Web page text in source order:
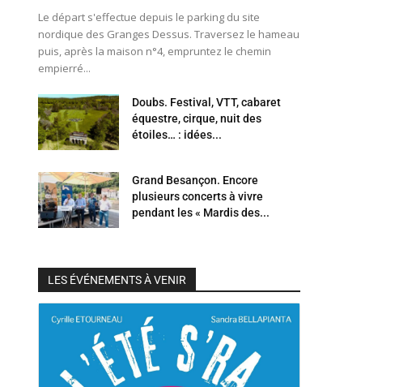
Le départ s'effectue depuis le parking du site
nordique des Granges Dessus. Traversez le hameau
puis, après la maison n°4, empruntez le chemin
empierré...
Doubs. Festival, VTT, cabaret
équestre, cirque, nuit des
étoiles… : idées...
Grand Besançon. Encore
plusieurs concerts à vivre
pendant les « Mardis des...
LES ÉVÉNEMENTS À VENIR